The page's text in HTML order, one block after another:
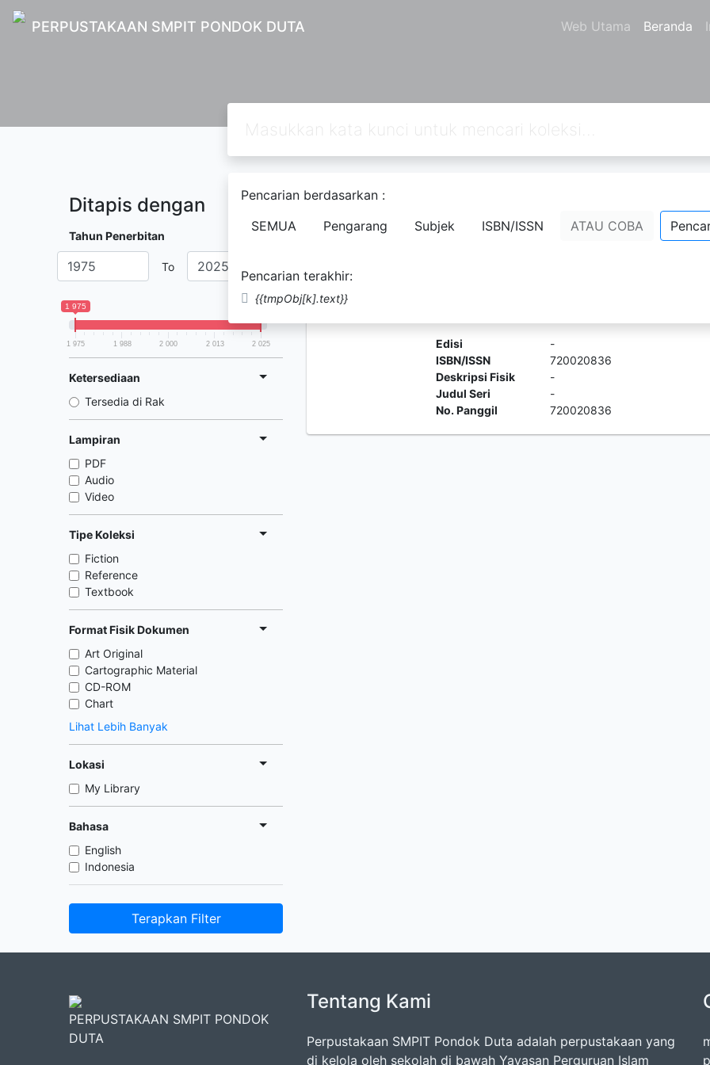
PERPUSTAKAAN SMPIT PONDOK DUTA Web Utama Beranda
Pencarian berdasarkan :
SEMUA
Pengarang Subjek ISBN/ISSN ATAU COBA
Pencarian terakhir:
{{tmpObj[k].text}}
Ditapis dengan
Tahun Penerbitan
To
1 975 2 025
1 975 1 988 2 000 2 013 2 025
Ketersediaan
Tersedia di Rak
Lampiran
PDF
Audio
Video
Tipe Koleksi
Fiction
Reference
Textbook
Format Fisik Dokumen
Art Original
Cartographic Material
CD-ROM
Chart
Lihat Lebih Banyak
Lokasi
My Library
Bahasa
English
Indonesia
Terapkan Filter
author=SANGSEOK
Edisi
-
ISBN/ISSN
720020836
Deskripsi Fisik
-
Judul Seri
-
No. Panggil
720020836
PERPUSTAKAAN SMPIT PONDOK
DUTA
Tentang Kami
Perpustakaan SMPIT Pondok Duta adalah perpustakaan yang
di kelola oleh sekolah di bawah Yayasan Perguruan Islam